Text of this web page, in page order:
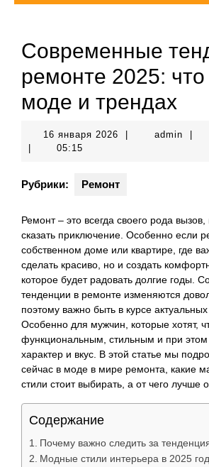
Современные
ремонте 2025: что
моде и трендах
16 января 2026 16
adminadmin
05:15
Рубрики: Ремонт
Ремонт – это всегда своего рода
сказать приключение. Особенно если
собственном доме или квартире, где
сделать красиво, но и создать
которое будет радовать долгие годы.
тенденции в ремонте изменяются
поэтому важно быть в курсе
Особенно для мужчин, которые хотят,
функциональным, стильным и при этом
характер и вкус. В этой статье мы
сейчас в моде в мире ремонта, какие
стили стоит выбирать, а от чего лучше
Содержание
Почему важно следить за
Модные стили интерьера в 2025